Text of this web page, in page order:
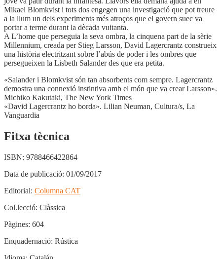
Mikael Blomkvist i tots dos engegen una investigació que pot treure
a la llum un dels experiments més atroços que el govern suec va
portar a terme durant la dècada vuitanta.
A L’home que perseguia la seva ombra, la cinquena part de la sèrie
Millennium, creada per Stieg Larsson, David Lagercrantz construeix
una història electritzant sobre l’abús de poder i les ombres que
persegueixen la Lisbeth Salander des que era petita.
«Salander i Blomkvist són tan absorbents com sempre. Lagercrantz
demostra una connexió instintiva amb el món que va crear Larsson».
Michiko Kakutaki, The New York Times
«David Lagercrantz ho borda». Lilian Neuman, Cultura/s, La
Vanguardia
Fitxa tècnica
ISBN: 9788466422864
Data de publicació: 01/09/2017
Editorial: Columna CAT
Col.lecció: Clàssica
Pàgines: 604
Enquadernació: Rústica